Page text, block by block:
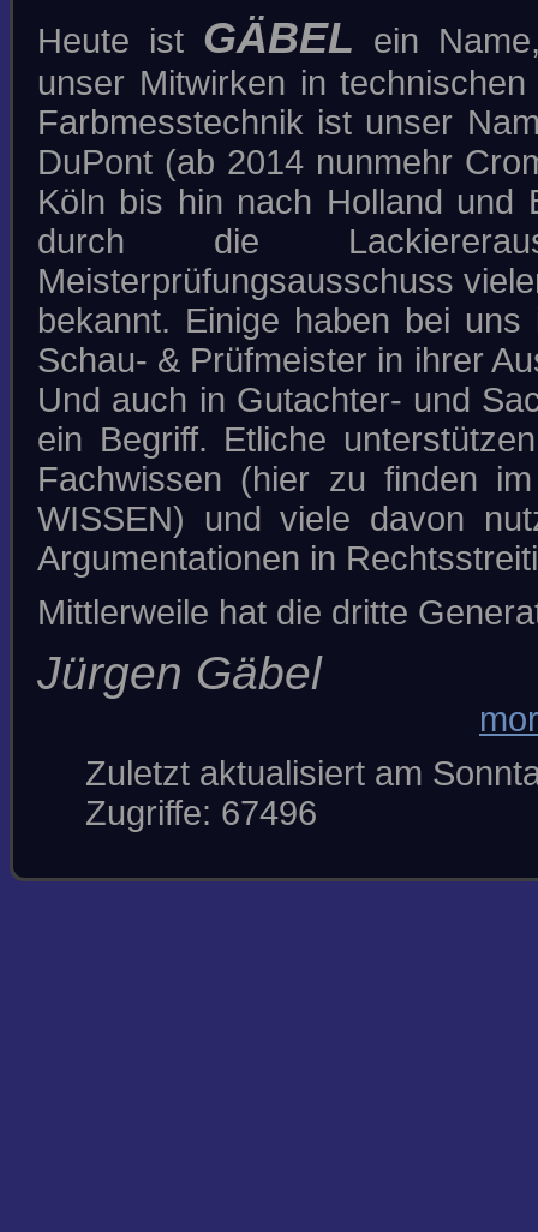
Heute ist GÄBEL ein
unser Mitwirken in
Farbmesstechnik ist unser
DuPont (ab 2014 nunmehr
Köln bis hin nach Holland und
durch die
Meisterprüfungsausschuss
bekannt. Einige haben bei
Schau- & Prüfmeister in ihrer
Und auch in Gutachter- und
ein Begriff. Etliche
Fachwissen (hier zu finden
WISSEN) und viele davon
Argumentationen in
Mittlerweile hat die dritte
Jürgen Gäbel
Zuletzt aktualisiert am
Zugriffe: 67496
COPYRIGHT © 2026 GÄBEL - LACK UND
KAROSSERIE